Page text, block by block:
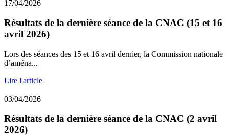
17/04/2026
Résultats de la dernière séance de la CNAC (15 et 16
avril 2026)
Lors des séances des 15 et 16 avril dernier, la Commission nationale
d’aména...
Lire l'article
03/04/2026
Résultats de la dernière séance de la CNAC (2 avril
2026)